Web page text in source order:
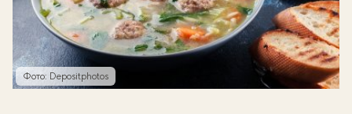
Фото: Depositphotos